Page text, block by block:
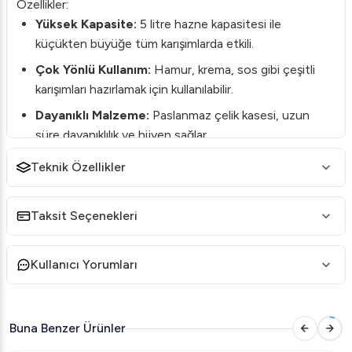
Özellikler:
Yüksek Kapasite: 5 litre hazne kapasitesi ile
küçükten büyüğe tüm karışımlarda etkili.
Çok Yönlü Kullanım: Hamur, krema, sos gibi çeşitli
karışımları hazırlamak için kullanılabilir.
Dayanıklı Malzeme: Paslanmaz çelik kasesi, uzun
süre dayanıklılık ve hijyen sağlar.
Kullanıcı Dostu Kontroller:
maksimum güvenlik sunar.
Kullanım Alanları:
Teknik Özellikler
Taksit Seçenekleri
Kullanıcı Yorumları
Buna Benzer Ürünler